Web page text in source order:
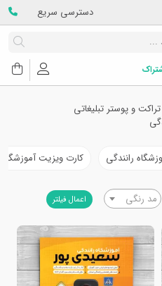
دسترسی سریع
و پوستر تبلیغاتی
رانندگی کارت ویزیت آموزشگاه
مد رنگی اعمال فیلتر